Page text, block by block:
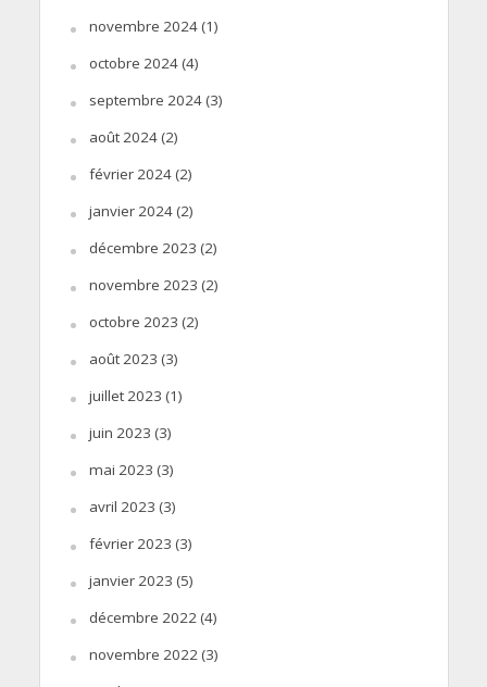
novembre 2024(1)
octobre 2024(4)
septembre 2024(3)
août 2024(2)
février 2024(2)
janvier 2024(2)
décembre 2023 (2)
novembre 2023 (2)
octobre 2023 (2)
août 2023 (3)
juillet 2023 (1)
juin 2023 (3)
mai 2023 (3)
avril 2023 (3)
février 2023 (3)
janvier 2023 (5)
décembre 2022 (4)
novembre 2022 (3)